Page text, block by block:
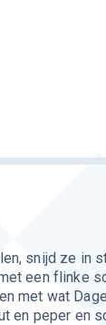
snijd ze in
een flinke
met wat
en peper en